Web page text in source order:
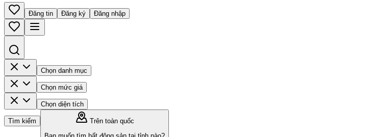
Đăng tin Đăng ký Đăng nhập
Chọn danh mục
Chọn mức giá
Chọn diện tích
Tìm kiếm
Trên toàn quốc